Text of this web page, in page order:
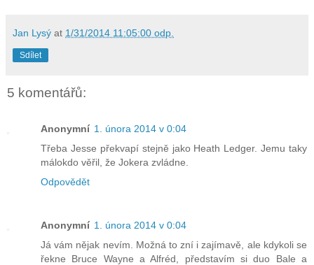
Jan Lysý at 1/31/2014 11:05:00 odp.
Sdílet
5 komentářů:
Anonymní 1. února 2014 v 0:04
Třeba Jesse překvapí stejně jako Heath Ledger. Jemu taky
málokdo věřil, že Jokera zvládne.
Odpovědět
Anonymní 1. února 2014 v 0:04
Já vám nějak nevím. Možná to zní i zajímavě, ale kdykoli se
řekne Bruce Wayne a Alfréd, představím si duo Bale a